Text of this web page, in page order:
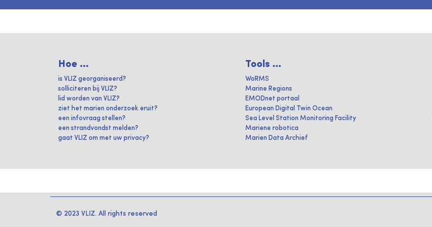
Hoe ...
is VLIZ georganiseerd?
solliciteren bij VLIZ?
lid worden van VLIZ?
ziet het marien onderzoek eruit?
een infovraag stellen?
een strandvondst melden?
gaat VLIZ om met uw privacy?
Tools ...
WoRMS
Marine Regions
EMODnet portaal
European Digital Twin Ocean
Sea Level Station Monitoring Facility
Mariene robotica
Marien Data Archief
© 2023 VLIZ. All rights reserved